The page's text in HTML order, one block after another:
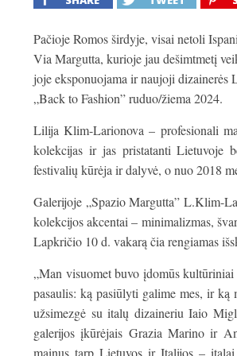
Pačioje Romos širdyje, visai netoli
Via Margutta, kurioje jau dešimtmetį
joje eksponuojama ir naujoji
„Back to Fashion” ruduo/žiema 2024.
Lilija Klim-Larionova – profesionali
kolekcijas ir jas pristatanti Lietuvoje
festivalių kūrėja ir dalyvė, o nuo 2018
Galerijoje „Spazio Margutta” L.Klim-
kolekcijos akcentai – minimalizmas,
Lapkričio 10 d. vakarą čia rengiamas
„Man visuomet buvo įdomūs
pasaulis: ką pasiūlyti galime mes, ir
užsimezgė su italų dizaineriu Iaio
galerijos įkūrėjais Grazia Marino ir
mainus tarp Lietuvos ir Italijos –